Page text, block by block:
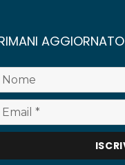
AGGIORNATO